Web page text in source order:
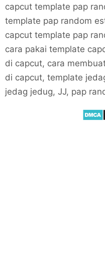
capcut template pap
template pap random
capcut template pap
cara pakai template
di capcut, cara
di capcut, template
jedag jedug, JJ, pap